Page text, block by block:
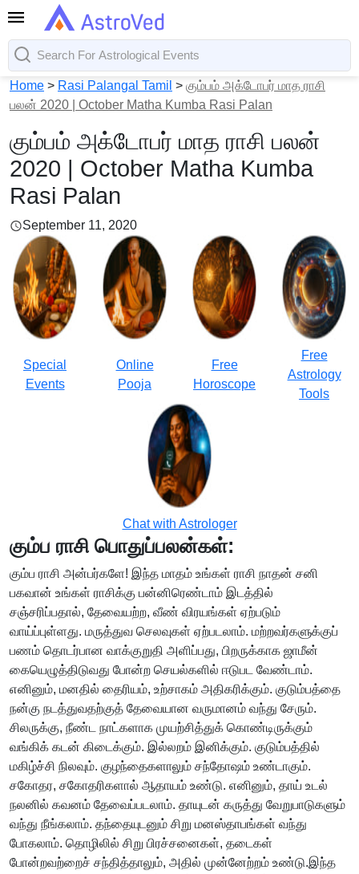
Home > Rasi Palangal Tamil > கும்பம் அக்டோபர் மாத ராசி
பலன் 2020 | October Matha Kumba Rasi Palan
கும்பம் அக்டோபர் மாத ராசி பலன்
2020 | October Matha Kumba
Rasi Palan
September 11, 2020
Special
Events
Online
Pooja
Free
Horoscope
Free
Astrology
Tools
Chat with Astrologer
கும்ப ராசி பொதுப்பலன்கள்:
கும்ப ராசி அன்பர்களே! இந்த மாதம் உங்கள் ராசி நாதன் சனி
பகவான் உங்கள் ராசிக்கு பன்னிரெண்டாம் இடத்தில்
சஞ்சரிப்பதால், தேவையற்ற, வீண் விரயங்கள் ஏற்படும்
வாய்ப்புள்ளது. மருத்துவ செலவுகள் ஏற்படலாம். மற்றவர்களுக்குப்
பணம் தொடர்பான வாக்குறுதி அளிப்பது, பிறருக்காக ஜாமீன்
கையெழுத்திடுவது போன்ற செயல்களில் ஈடுபட வேண்டாம்.
எனினும், மனதில் தைரியம், உற்சாகம் அதிகரிக்கும். குடும்பத்தை
நன்கு நடத்துவதற்குத் தேவையான வருமானம் வந்து சேரும்.
சிலருக்கு, நீண்ட நாட்களாக முயற்சித்துக் கொண்டிருக்கும்
வங்கிக் கடன் கிடைக்கும். இல்லறம் இனிக்கும். குடும்பத்தில்
மகிழ்ச்சி நிலவும். குழந்தைகளாலும் சந்தோஷம் உண்டாகும்.
சகோதர, சகோதரிகளால் ஆதாயம் உண்டு. எனினும், தாய் உடல்
நலனில் கவனம் தேவைப்படலாம். தாயுடன் கருத்து வேறுபாடுகளும்
வந்து நீங்கலாம். தந்தையுடனும் சிறு மனஸ்தாபங்கள் வந்து
போகலாம். தொழிலில் சிறு பிரச்சனைகள், தடைகள்
போன்றவற்றைச் சந்தித்தாலும், அதில் முன்னேற்றம் உண்டு.இந்த